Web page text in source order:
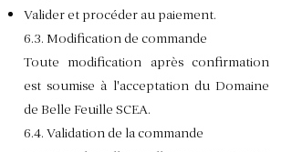
Valider et procéder au paiement.
6.3. Modification de commande
Toute modification après confirmation
est soumise à l'acceptation du Domaine
de Belle Feuille SCEA.
6.4. Validation de la commande